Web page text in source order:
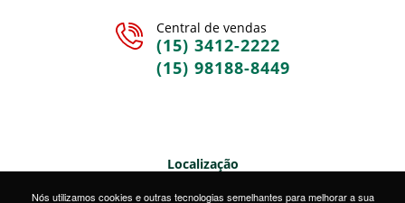
Central de vendas
(15) 3412-2222
(15) 98188-8449
Localização
Nós utilizamos cookies e outras tecnologias semelhantes para melhorar a sua